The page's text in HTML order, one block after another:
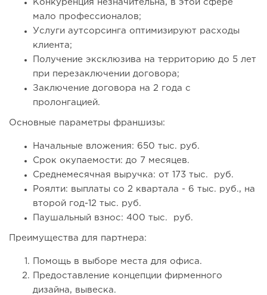
Конкуренция незначительна, в этой сфере
мало профессионалов;
Услуги аутсорсинга оптимизируют расходы
клиента;
Получение эксклюзива на территорию до 5 лет
при перезаключении договора;
Заключение договора на 2 года с
пролонгацией.
Основные параметры франшизы:
Начальные вложения: 650 тыс. руб.
Срок окупаемости: до 7 месяцев.
Среднемесячная выручка: от 173 тыс. руб.
Роялти: выплаты со 2 квартала - 6 тыс. руб., на
второй год-12 тыс. руб.
Паушальный взнос: 400 тыс. руб.
Преимущества для партнера:
Помощь в выборе места для офиса.
Предоставление концепции фирменного
дизайна, вывеска.